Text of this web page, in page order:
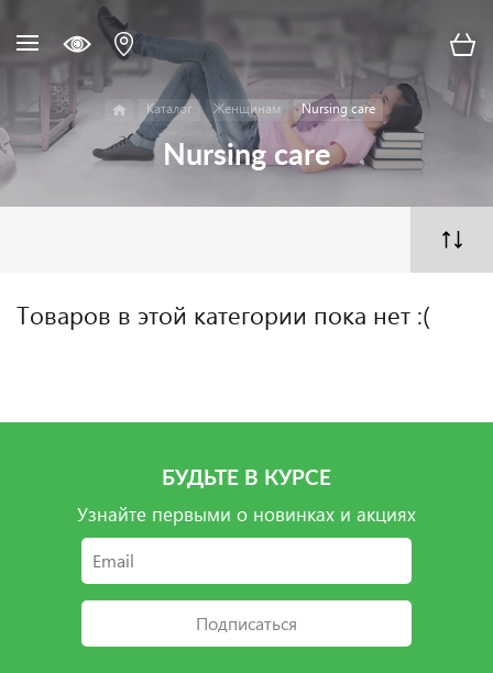
Каталог Женщинам Nursing care
Nursing care
Товаров в этой категории пока нет :(
БУДЬТЕ В КУРСЕ
Узнайте первыми о новинках и акциях
Подписаться